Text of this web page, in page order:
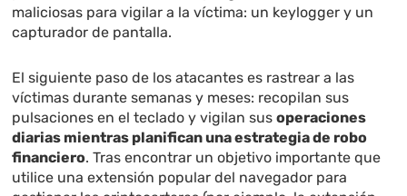
maliciosas para vigilar a la víctima: un keylogger y un
capturador de pantalla.
El siguiente paso de los atacantes es rastrear a las
víctimas durante semanas y meses: recopilan sus
pulsaciones en el teclado y vigilan susoperaciones
diarias mientras planifican una estrategia de robo
financiero. Tras encontrar un objetivo importante que
utilice una extensión popular del navegador para